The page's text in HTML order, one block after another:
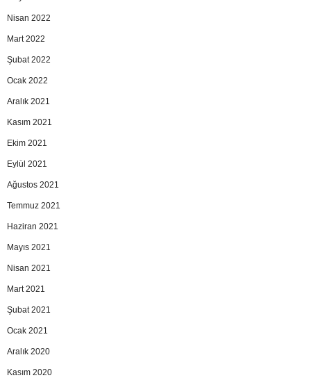
Nisan 2022
Mart 2022
Şubat 2022
Ocak 2022
Aralık 2021
Kasım 2021
Ekim 2021
Eylül 2021
Ağustos 2021
Temmuz 2021
Haziran 2021
Mayıs 2021
Nisan 2021
Mart 2021
Şubat 2021
Ocak 2021
Aralık 2020
Kasım 2020